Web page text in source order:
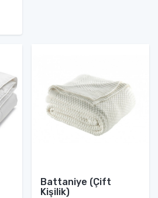
Battaniye (Çift
Kişilik)